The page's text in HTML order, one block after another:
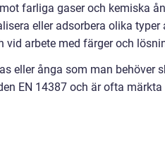
farliga gaser och kemiska
eller adsorbera olika typer
arbete med färger och
eller ånga som man behöver
EN 14387 och är ofta